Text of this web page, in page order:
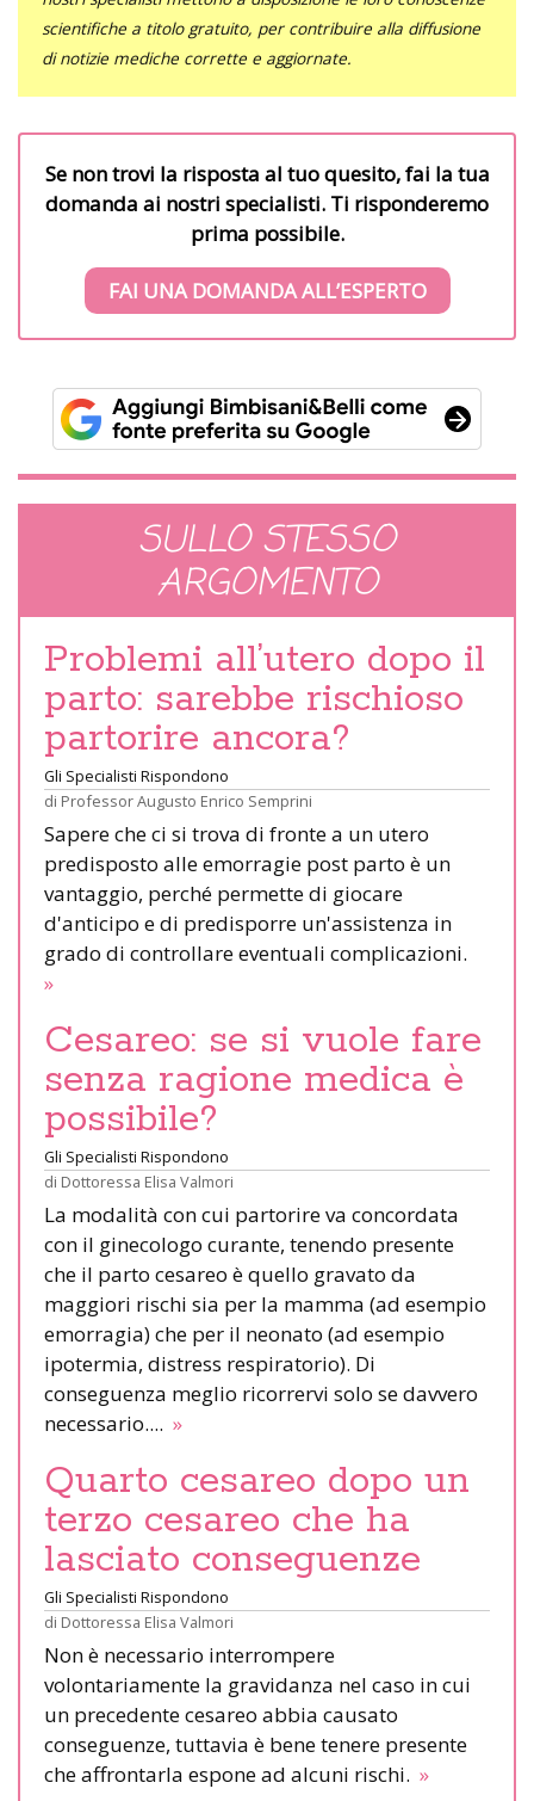
scientifiche a titolo gratuito, per contribuire alla diffusione
di notizie mediche corrette e aggiornate.
Se non trovi la risposta al tuo quesito, fai la tua
domanda ai nostri specialisti. Ti risponderemo
prima possibile.
FAI UNA DOMANDA ALL’ESPERTO
SULLO STESSO
ARGOMENTO
Problemi all’utero dopo il
parto: sarebbe rischioso
partorire ancora?
Gli Specialisti Rispondono
di Professor Augusto Enrico Semprini
Sapere che ci si trova di fronte a un utero
predisposto alle emorragie post parto è un
vantaggio, perché permette di giocare
d'anticipo e di predisporre un'assistenza in
grado di controllare eventuali complicazioni.
»
Cesareo: se si vuole fare
senza ragione medica è
possibile?
Gli Specialisti Rispondono
di Dottoressa Elisa Valmori
La modalità con cui partorire va concordata
con il ginecologo curante, tenendo presente
che il parto cesareo è quello gravato da
maggiori rischi sia per la mamma (ad esempio
emorragia) che per il neonato (ad esempio
ipotermia, distress respiratorio). Di
conseguenza meglio ricorrervi solo se davvero
necessario.... »
Quarto cesareo dopo un
terzo cesareo che ha
lasciato conseguenze
Gli Specialisti Rispondono
di Dottoressa Elisa Valmori
Non è necessario interrompere
volontariamente la gravidanza nel caso in cui
un precedente cesareo abbia causato
conseguenze, tuttavia è bene tenere presente
che affrontarla espone ad alcuni rischi. »